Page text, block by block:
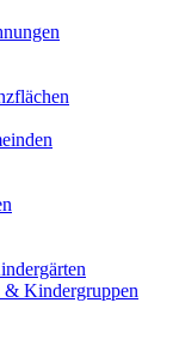
& Kindergruppen